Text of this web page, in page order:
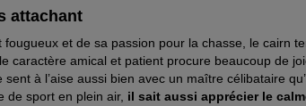
attachant
et de sa passion pour la chasse, le cairn
le caractère amical et patient procure beaucoup de
à l’aise aussi bien avec un maître célibataire
de sport en plein air, il sait aussi apprécier le